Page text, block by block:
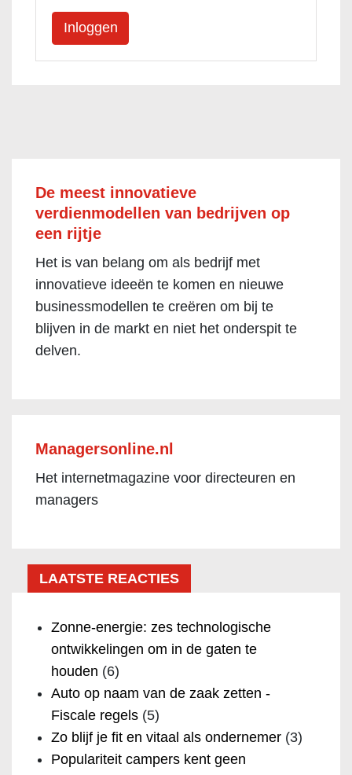
De meest innovatieve
verdienmodellen van bedrijven op
een rijtje
Het is van belang om als bedrijf met
innovatieve ideeën te komen en nieuwe
businessmodellen te creëren om bij te
blijven in de markt en niet het onderspit te
delven.
Managersonline.nl
Het internetmagazine voor directeuren en
managers
LAATSTE REACTIES
Zonne-energie: zes technologische
ontwikkelingen om in de gaten te
houden (6)
Auto op naam van de zaak zetten -
Fiscale regels (5)
Zo blijf je fit en vitaal als ondernemer (3)
Populariteit campers kent geen